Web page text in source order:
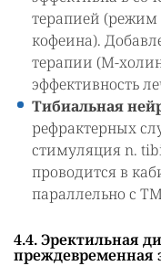
терапией (режим
кофеина).
терапии (М-
эффективность
Тибиальная
рефрактерных
стимуляция n.
проводится в
параллельно с
4.4. Эректильная
преждевременная